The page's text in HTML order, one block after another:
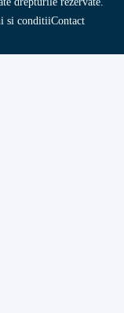
si conditiiContact